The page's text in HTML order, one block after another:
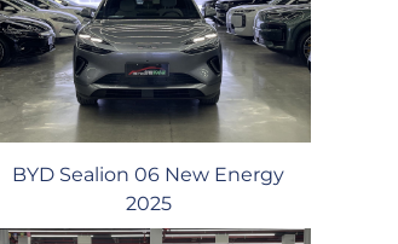
BYD Sealion 06 New Energy
2025